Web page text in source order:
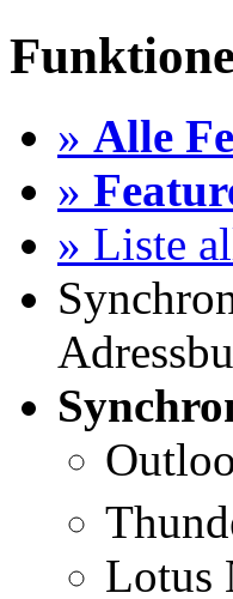
» Alle
»
» Liste
Lotus